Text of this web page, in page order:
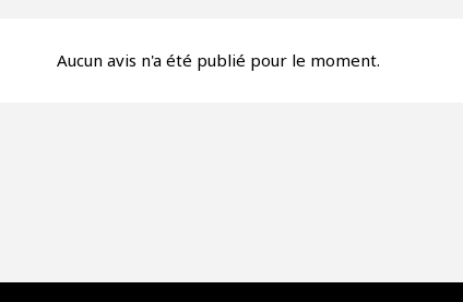
Aucun avis n'a été publié pour le moment.